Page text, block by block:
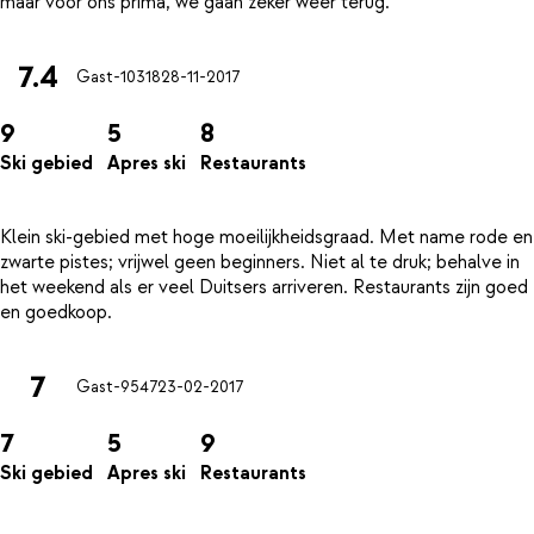
7.4 Gast-1031828-11-2017
9
Ski gebied
5
Apres ski
8
Restaurants
Klein ski-gebied met hoge moeilijkheidsgraad. Met name rode en
zwarte pistes; vrijwel geen beginners. Niet al te druk; behalve in
het weekend als er veel Duitsers arriveren. Restaurants zijn goed
7 Gast-954723-02-2017
7
Ski gebied
5
Apres ski
9
Restaurants